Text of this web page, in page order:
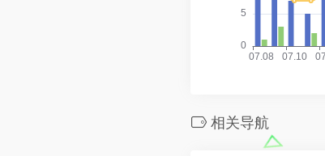
相关导航